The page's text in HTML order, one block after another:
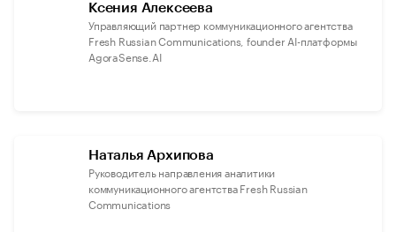
Ксения Алексеева
Управляющий партнер коммуникационного агентства
Fresh Russian Communications, founder AI-платформы
AgoraSense.AI
Наталья Архипова
Руководитель направления аналитики
коммуникационного агентства Fresh Russian
Communications